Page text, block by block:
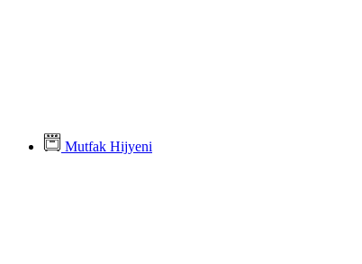
Mutfak Hijyeni